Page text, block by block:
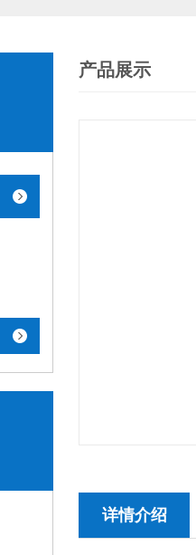
产品展示
详情介绍